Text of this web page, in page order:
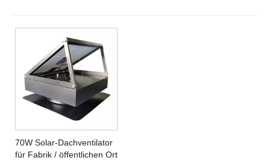
70W Solar-Dachventilator
für Fabrik / öffentlichen Ort